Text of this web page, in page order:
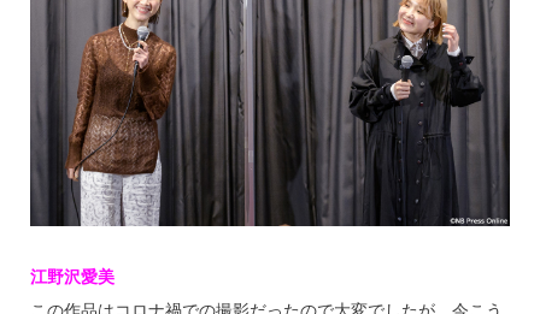
江野沢愛美
この作品はコロナ禍での撮影だったので大変でしたが、今こう